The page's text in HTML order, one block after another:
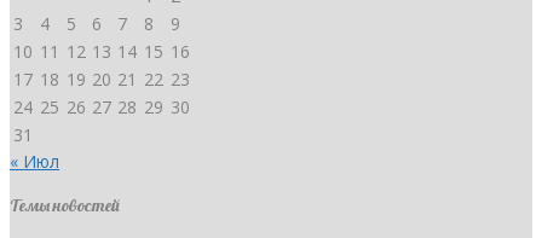
3
4 5 6 7 8
9
10 11 12 13 14 15 16
17 18 19 20 21 22 23
24 25 26 27 28 29 30
31
« Июл
Темы новостей